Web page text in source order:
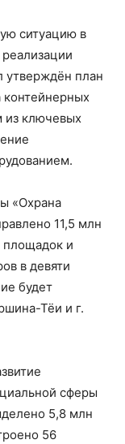
ситуацию в
утверждён план
контейнерных
из ключевых
«Охрана
11,5 млн
площадок и
в девяти
будет
Тёи и г.
сферы
5,8 млн
56